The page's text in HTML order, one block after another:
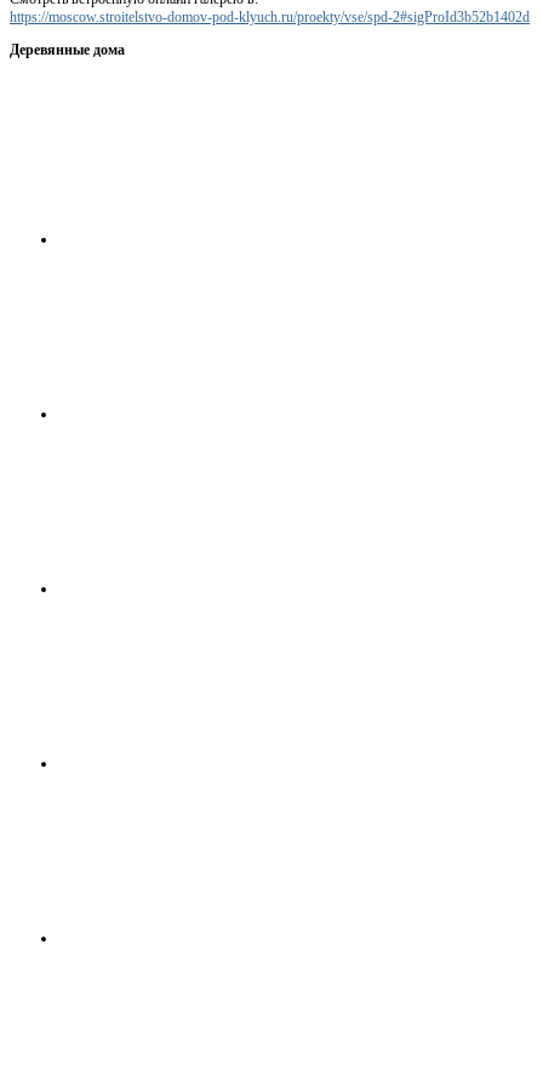
https://moscow.stroitelstvo-domov-pod-klyuch.ru/proekty/vse/spd-2#sigProId3b52b1402d
Деревянные дома